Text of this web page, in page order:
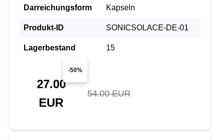
Darreichungsform Kapseln
Produkt-ID SONICSOLACE-DE-01
Lagerbestand 15
-50%
27.00
EUR
54.00 EUR